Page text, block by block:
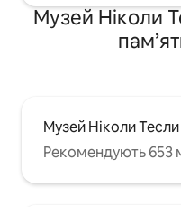
Музей Ніколи
Музей Ніколи Тесли
Рекомендують 653